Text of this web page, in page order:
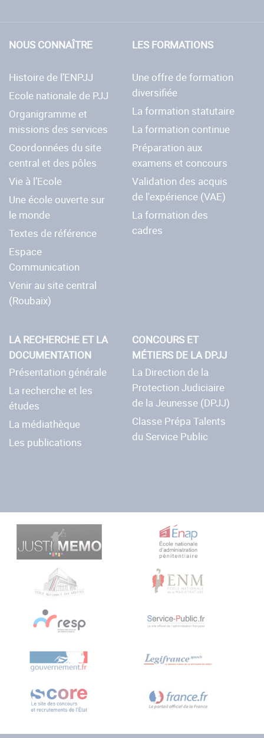
NOUS CONNAÎTRE
Histoire de l’ENPJJ
Ecole nationale de PJJ
Organigramme et
missions des services
Coordonnées du site
central et des pôles
Vie à l’Ecole
Une école ouverte sur
le monde
Textes de référence
Espace
Communication
Venir au site central
(Roubaix)
LES FORMATIONS
Une offre de formation
diversifiée
La formation statutaire
La formation continue
Préparation aux
examens et concours
Validation des acquis
de l'expérience (VAE)
La formation des
cadres
LA RECHERCHE ET LA
DOCUMENTATION
Présentation générale
La recherche et les
études
La médiathèque
Les publications
CONCOURS ET
MÉTIERS DE LA DPJJ
La Direction de la
Protection Judiciaire
de la Jeunesse (DPJJ)
Classe Prépa Talents
du Service Public